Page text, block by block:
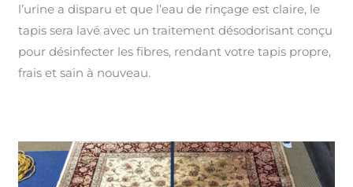
l’urine a disparu et que l’eau de rinçage est claire, le
tapis sera lavé avec un traitement désodorisant conçu
pour désinfecter les fibres, rendant votre tapis propre,
frais et sain à nouveau.